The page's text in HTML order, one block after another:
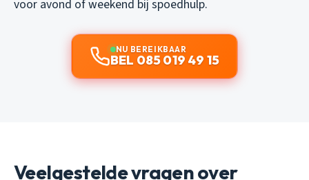
voor avond of weekend bij spoedhulp.
NU BEREIKBAAR
BEL 085 019 49 15
Veelgestelde vragen over